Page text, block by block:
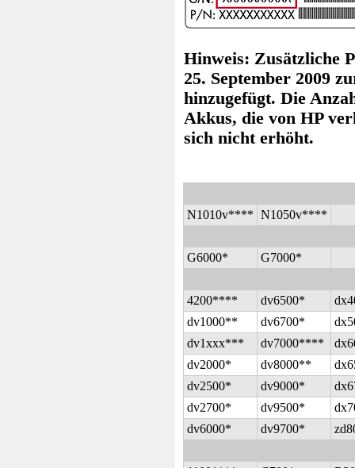
Hinweis: Zusätzliche
25. September 2009
hinzugefügt. Die
Akkus, die von HP
sich nicht erhöht.
N1010v**** N1050v****
G6000* G7000*
4200**** dv6500*
dv1000**
dv6700*
dv1xxx***
dv7000****
dv2000*
dv8000**
dv2500*
dv9000*
dv2700*
dv9500*
dv6000*
dv9700*